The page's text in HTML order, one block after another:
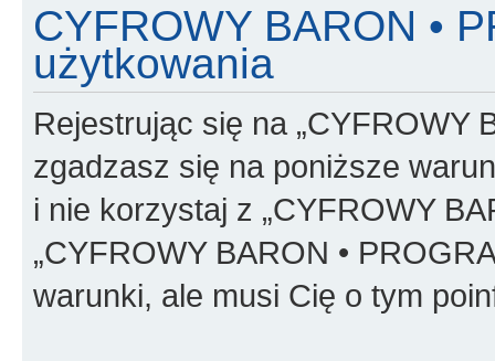
CYFROWY BARON •
użytkowania
Rejestrując się na „CYFROWY
zgadzasz się na poniższe
i nie korzystaj z „CYFROWY
„CYFROWY BARON •
warunki, ale musi Cię o tym